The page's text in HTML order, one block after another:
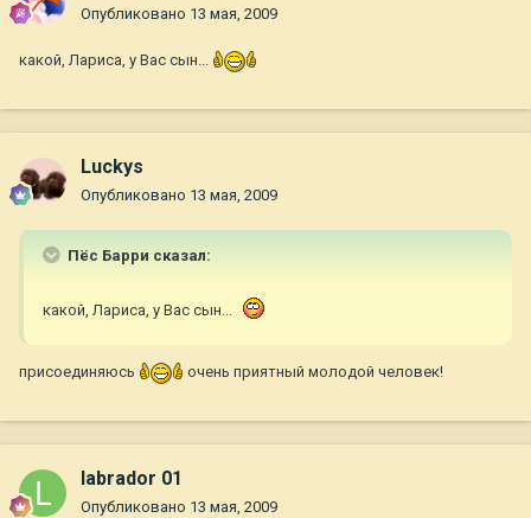
Опубликовано 13 мая, 2009
какой, Лариса, у Вас сын...
Luckys
Опубликовано 13 мая, 2009
Пёс Барри сказал:
какой, Лариса, у Вас сын...
присоединяюсь очень приятный молодой человек!
labrador 01
Опубликовано 13 мая, 2009